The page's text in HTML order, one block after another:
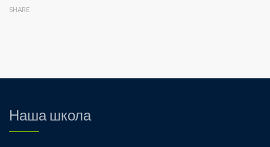
SHARE
Наша школа